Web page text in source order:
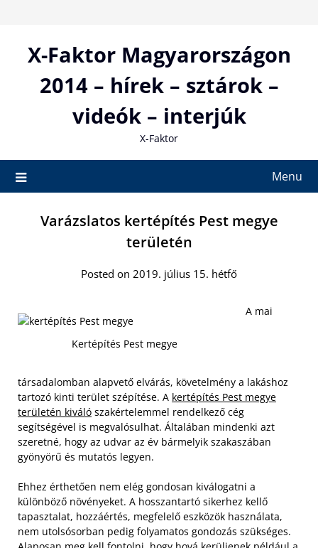
contentX-Faktor Magyarországon
2014 – hírek – sztárok –
videók – interjúk
X-Faktor
Menu
Varázslatos kertépítés Pest megye
területén
Posted on 2019. július 15. hétfő
Kertépítés Pest megye
A mai
társadalomban alapvető elvárás, követelmény a lakáshoz
tartozó kinti terület szépítése. A kertépítés Pest megye
területén kiváló szakértelemmel rendelkező cég
segítségével is megvalósulhat. Általában mindenki azt
szeretné, hogy az udvar az év bármelyik szakaszában
gyönyörű és mutatós legyen.
Ehhez érthetően nem elég gondosan kiválogatni a
különböző növényeket. A hosszantartó sikerhez kellő
tapasztalat, hozzáértés, megfelelő eszközök használata,
nem utolsósorban pedig folyamatos gondozás szükséges.